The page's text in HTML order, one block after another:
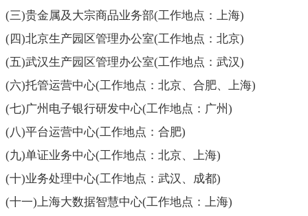
(三)贵金属及大宗商品业务部(工作地点：上海)
(四)北京生产园区管理办公室(工作地点：北京)
(五)武汉生产园区管理办公室(工作地点：武汉)
(六)托管运营中心(工作地点：北京、合肥、上海)
(七)广州电子银行研发中心(工作地点：广州 )
(八)平台运营中心(工作地点：合肥)
(九)单证业务中心(工作地点：北京、上海)
(十)业务处理中心(工作地点：武汉、成都)
(十一)上海大数据智慧中心(工作地点：上海)